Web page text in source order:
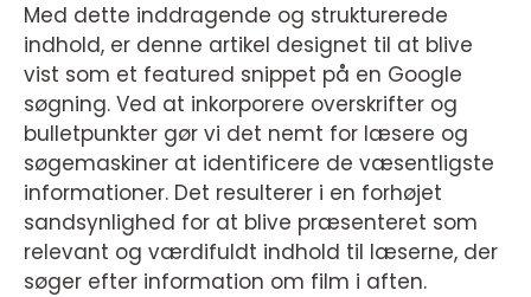
Med dette inddragende og strukturerede
indhold, er denne artikel designet til at blive
vist som et featured snippet på en Google
søgning. Ved at inkorporere overskrifter og
bulletpunkter gør vi det nemt for læsere og
søgemaskiner at identificere de væsentligste
informationer. Det resulterer i en forhøjet
sandsynlighed for at blive præsenteret som
relevant og værdifuldt indhold til læserne, der
søger efter information om film i aften.